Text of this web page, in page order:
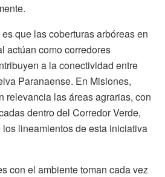
que las coberturas arbóreas en
actúan como corredores
a la conectividad entre
Paranaense. En Misiones,
relevancia las áreas agrarias, con
dentro del Corredor Verde,
lineamientos de esta iniciativa
con el ambiente toman cada vez